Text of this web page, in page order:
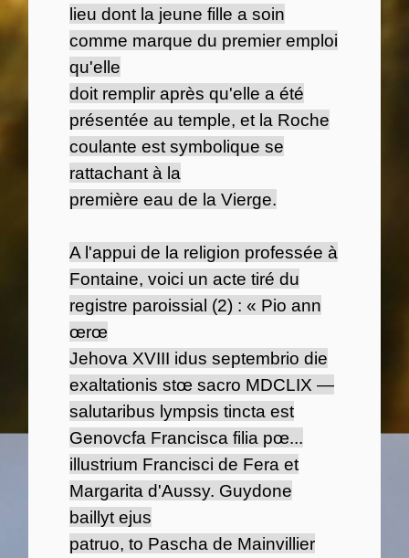
lieu dont la jeune fille a soin
comme marque du premier emploi
qu'elle
doit remplir après qu'elle a été
présentée au temple, et la Roche
coulante est symbolique se
rattachant à la
première eau de la Vierge.
A l'appui de la religion professée à
Fontaine, voici un acte tiré du
registre paroissial (2) : « Pio ann
œrœ
Jehova XVIII idus septembrio die
exaltationis stœ sacro MDCLIX —
salutaribus lympsis tincta est
Genovcfa Francisca filia pœ...
illustrium Francisci de Fera et
Margarita d'Aussy. Guydone
baillyt ejus
patruo, to Pascha de Mainvillier